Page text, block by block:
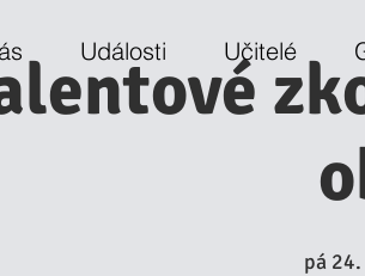
Události Učitelé
pá